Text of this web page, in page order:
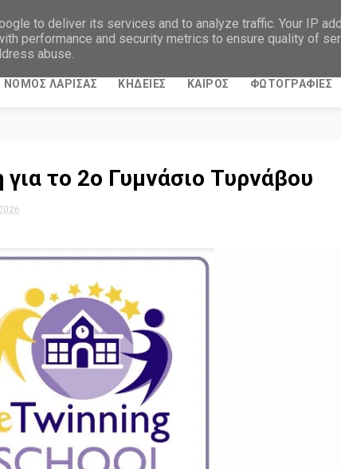
ΝΟΜΟΣ ΛΑΡΙΣΑΣ ΚΗΔΕΙΕΣ ΚΑΙΡΟΣ ΦΩΤΟΓΡΑΦΙΕΣ
το 2ο Γυμνάσιο Τυρνάβου
to deliver its services and to analyze traffic. Your IP
performance and security metrics to ensure quality of
abuse.